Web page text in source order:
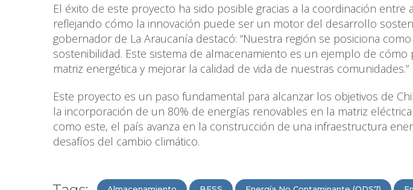
El éxito de este proyecto ha sido posible gracias a la coordinación entre
reflejando cómo la innovación puede ser un motor del desarrollo
gobernador de La Araucanía destacó: “Nuestra región se posiciona
sostenibilidad. Este sistema de almacenamiento es un ejemplo de
matriz energética y mejorar la calidad de vida de nuestras comunidades.”
Este proyecto es un paso fundamental para alcanzar los objetivos de
la incorporación de un 80% de energías renovables en la matriz
como este, el país avanza en la construcción de una infraestructura
desafíos del cambio climático.